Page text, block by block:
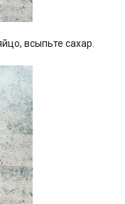
всыпьте сахар.